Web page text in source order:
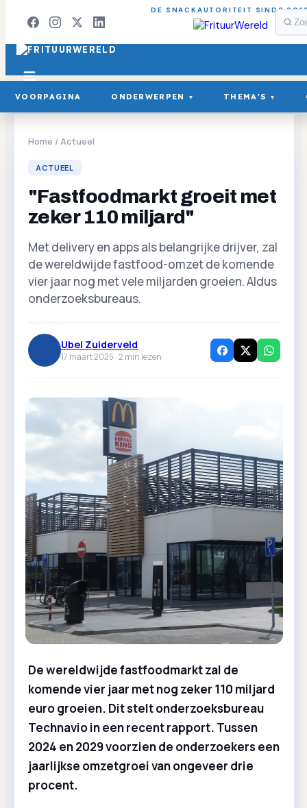
DE SNACKAUTORITEIT SINDS
VOORPAGINA ONDERWERPEN ▾ THEMA'S ▾
Home /Actueel
ACTUEEL
"Fastfoodmarkt groeit met
zeker 110 miljard"
Met delivery en apps als belangrijke drijver, zal
de wereldwijde fastfood-omzet de komende
vier jaar nog met vele miljarden groeien. Aldus
onderzoeksbureaus.
Ubel Zuiderveld
17 maart 2025 ·2 min lezen
De wereldwijde fastfoodmarkt zal de
komende vier jaar met nog zeker 110 miljard
euro groeien. Dit stelt onderzoeksbureau
Technavio in een recent rapport. Tussen
2024 en 2029 voorzien de onderzoekers een
jaarlijkse omzetgroei van ongeveer drie
procent.